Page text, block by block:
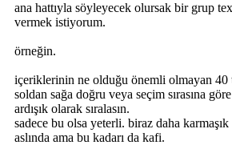
ana hattıyla söyleyecek olursak bir grup
vermek istiyorum.
örneğin.
içeriklerinin ne olduğu önemli olmayan 40
soldan sağa doğru veya seçim sırasına
ardışık olarak sıralasın.
sadece bu olsa yeterli. biraz daha
aslında ama bu kadarı da kafi.